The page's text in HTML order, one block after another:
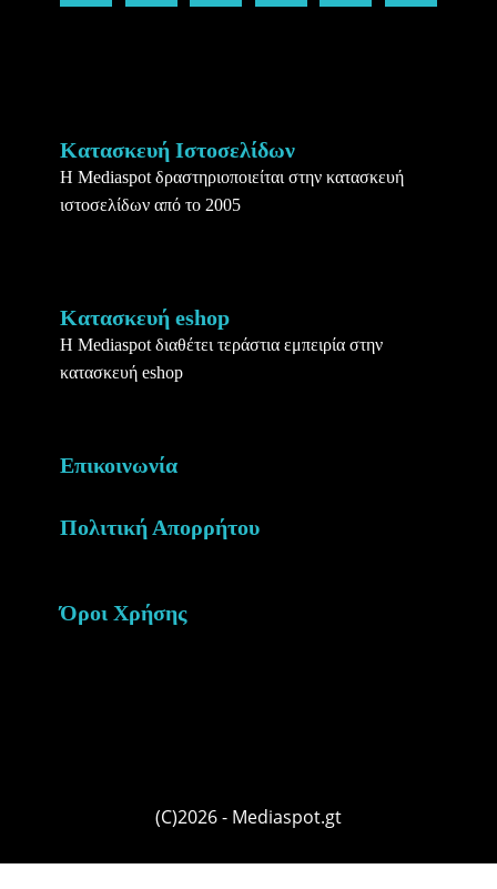
Κατασκευή Ιστοσελίδων
Η Mediaspot δραστηριοποιείται στην κατασκευή
ιστοσελίδων από το 2005
Κατασκευή eshop
Η Mediaspot διαθέτει τεράστια εμπειρία στην
κατασκευή eshop
Επικοινωνία
Πολιτική Απορρήτου
Όροι Χρήσης
(C)2026 - Mediaspot.gt